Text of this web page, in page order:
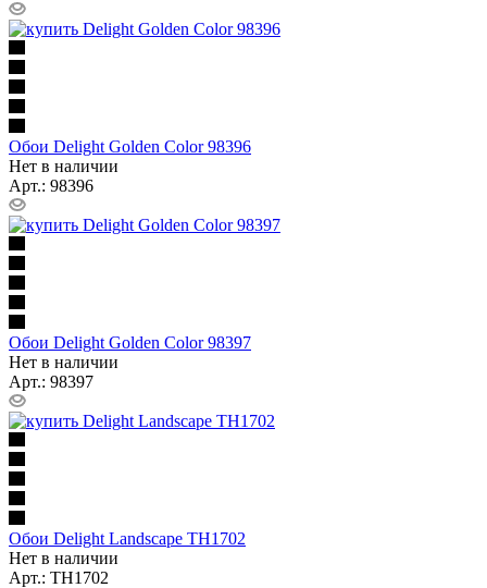
Обои Delight Golden Color 98396
Нет в наличии
Арт.: 98396
Обои Delight Golden Color 98397
Нет в наличии
Арт.: 98397
Обои Delight Landscape TH1702
Нет в наличии
Арт.: TH1702